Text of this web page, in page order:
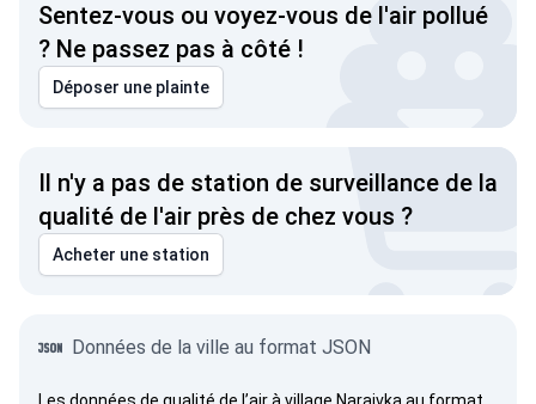
Sentez-vous ou voyez-vous de l'air pollué
? Ne passez pas à côté !
Déposer une plainte
Il n'y a pas de station de surveillance de la
qualité de l'air près de chez vous ?
Acheter une station
Données de la ville au format JSON